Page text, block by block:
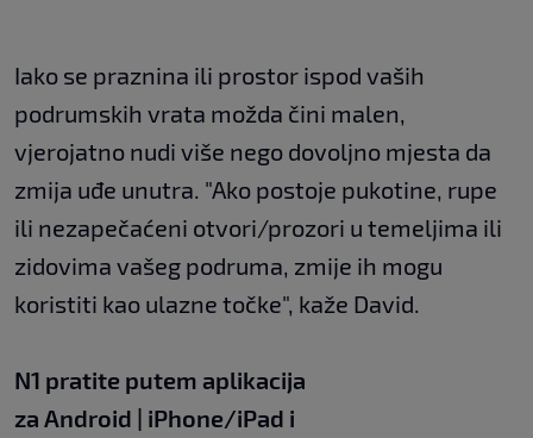
Iako se praznina ili prostor ispod vaših
podrumskih vrata možda čini malen,
vjerojatno nudi više nego dovoljno mjesta da
zmija uđe unutra. "Ako postoje pukotine, rupe
ili nezapečaćeni otvori/prozori u temeljima ili
zidovima vašeg podruma, zmije ih mogu
koristiti kao ulazne točke", kaže David.
N1 pratite putem aplikacija
za Android | iPhone/iPad i